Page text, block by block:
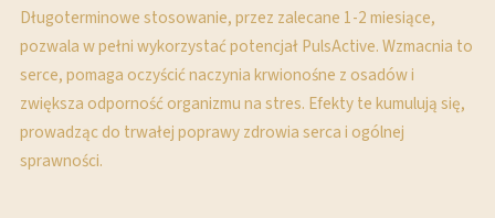
Długoterminowe stosowanie, przez zalecane 1-2 miesiące,
pozwala w pełni wykorzystać potencjał PulsActive. Wzmacnia to
serce, pomaga oczyścić naczynia krwionośne z osadów i
zwiększa odporność organizmu na stres. Efekty te kumulują się,
prowadząc do trwałej poprawy zdrowia serca i ogólnej
sprawności.